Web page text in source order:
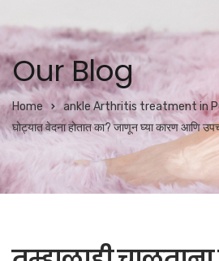
Our Blog
Home ankle Arthritis treatment in
घोट्यात वेदना होतात का? जाणून घ्या कारण आणि